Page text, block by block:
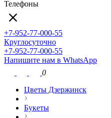
Телефоны
+7-952-77-000-55
Круглосуточно
+7-952-77-000-55
Напишите нам в WhatsApp
0
Цветы Дзержинск
Букеты